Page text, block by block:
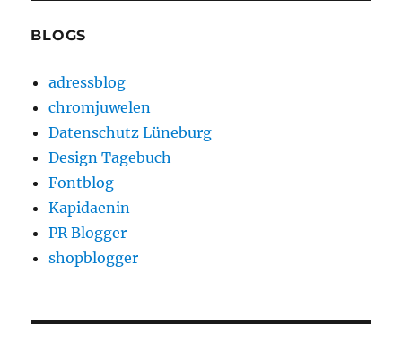
BLOGS
adressblog
chromjuwelen
Datenschutz Lüneburg
Design Tagebuch
Fontblog
Kapidaenin
PR Blogger
shopblogger